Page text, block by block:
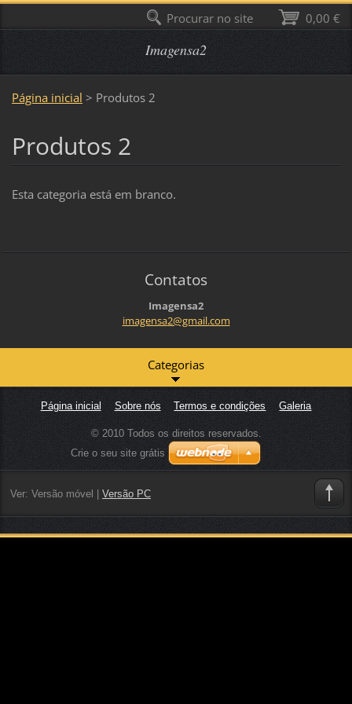
Imagensa2
Página inicial > Produtos 2
Produtos 2
Esta categoria está em branco.
Contatos
Imagensa2
imagensa2@gmail.com
Categorias
Página inicial Sobre nós Termos e condições Galeria
© 2010 Todos os direitos reservados.
Crie o seu site grátis
Ver: Versão móvel Versão PC
0,00 €
Procurar no site